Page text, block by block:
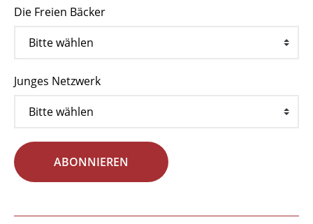
Die Freien Bäcker
Junges Netzwerk
ABONNIEREN